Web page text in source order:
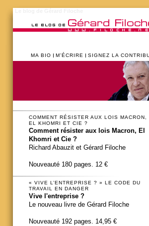
MA BIO M’ÉCRIRE SIGNEZ LA
COMMENT RÉSISTER AUX LOIS MACRON,
EL KHOMRI ET CIE ?
Comment résister aux lois Macron, El
Khomri et Cie ?
Richard Abauzit et Gérard Filoche
Nouveauté 180 pages. 12 €
« VIVE L’ENTREPRISE ? » LE CODE DU
TRAVAIL EN DANGER
Vive l'entreprise ?
Le nouveau livre de Gérard Filoche
Nouveauté 192 pages. 14,95 €